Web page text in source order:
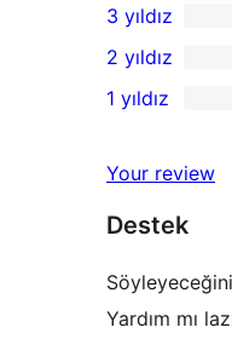
yıldızlı
inceleme
4
yıldızlı
inceleme
0
3
yıldızlı
3 yıldız
2
inceleme
2 yıldız
yıldızlı
inceleme
1 yıldız
Your review
Destek
Yardım mı